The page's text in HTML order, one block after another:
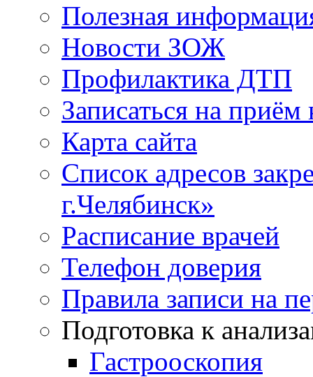
Полезная
Новости ЗОЖ
Профилактика ДТП
Записаться на приём
Карта сайта
Список адресов
г.Челябинск»
Расписание врачей
Телефон доверия
Правила записи на
Подготовка к
Гастрооскопия